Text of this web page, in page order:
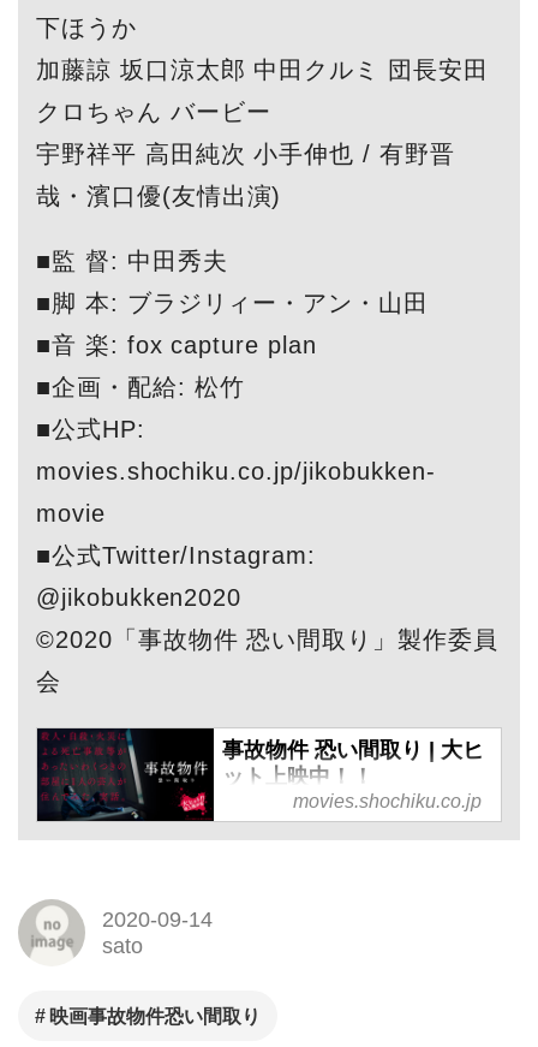
下ほうか
加藤諒 坂口涼太郎 中田クルミ 団長安田
クロちゃん バービー
宇野祥平 高田純次 小手伸也 / 有野晋
哉・濱口優(友情出演)
■監 督: 中田秀夫
■脚 本: ブラジリィー・アン・山田
■音 楽: fox capture plan
■企画・配給: 松竹
■公式HP:
movies.shochiku.co.jp/jikobukken-
movie
■公式Twitter/Instagram:
@jikobukken2020
©2020「事故物件 恐い間取り」製作委員
会
事故物件 恐い間取り | 大ヒ
ット上映中！！
※閲覧注意※ 売れない芸人が
ト上映中！！
movies.shochiku.co.jp
2020-09-14
sato
映画事故物件恐い間取り